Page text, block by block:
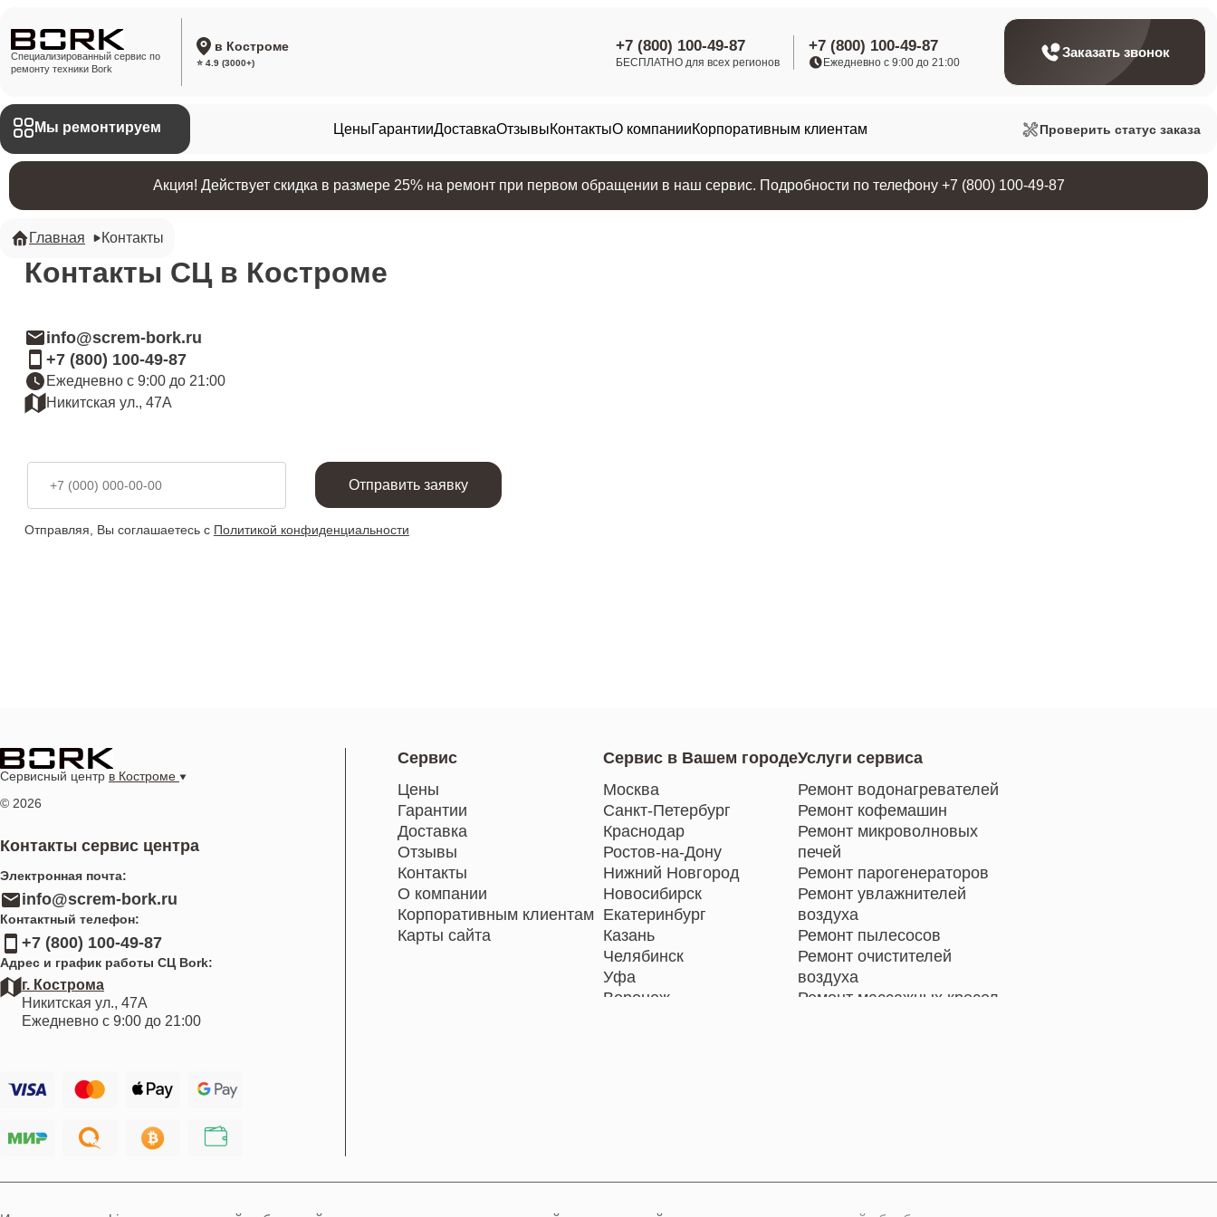
Специализированный сервис по
ремонту техники Bork
в Костроме
⭐ 4.9 (3000+)
+7 (800) 100-49-87
БЕСПЛАТНО для всех регионов
+7 (800) 100-49-87
Ежедневно с 9:00 до 21:00
Заказать звонок
Мы ремонтируем ЦеныГарантииДоставкаОтзывыКонтактыО компанииКорпоративным клиентам Проверить статус заказа
Акция! Действует скидка в размере 25% на ремонт при первом обращении в наш сервис. Подробности по телефону +7 (800) 100-49-87
Главная Контакты
Контакты СЦ в Костроме
info@screm-bork.ru
+7 (800) 100-49-87
Ежедневно с 9:00 до 21:00
Никитская ул., 47А
Отправить заявку
Отправляя, Вы соглашаетесь с Политикой конфиденциальности
Сервисный центр в Костроме
© 2026
Контакты сервис центра
Электронная почта:
info@screm-bork.ru
Контактный телефон:
+7 (800) 100-49-87
Адрес и график работы СЦ Bork:
г. Кострома
Никитская ул., 47А
Ежедневно с 9:00 до 21:00
Сервис
Цены
Гарантии
Доставка
Отзывы
Контакты
О компании
Корпоративным клиентам
Карты сайта
Сервис в Вашем городе
Москва
Санкт-Петербург
Краснодар
Ростов-на-Дону
Нижний Новгород
Новосибирск
Екатеринбург
Казань
Челябинск
Уфа
Воронеж
Тюмень
Услуги сервиса
Ремонт водонагревателей
Ремонт кофемашин
Ремонт микроволновых
печей
Ремонт парогенераторов
Ремонт увлажнителей
воздуха
Ремонт пылесосов
Ремонт очистителей
воздуха
Ремонт массажных кресел